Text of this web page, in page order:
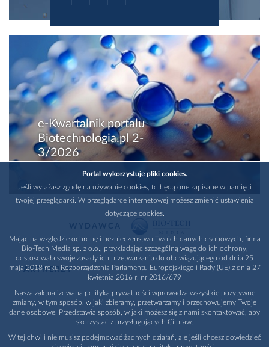
e-Kwartalnik portalu
Biotechnologia.pl 2-
3/2026
PARTNERZY
Portal wykorzystuje pliki cookies.
Jeśli wyrażasz zgodę na używanie cookies, to będą one zapisane w pamięci
twojej przeglądarki. W przeglądarce internetowej możesz zmienić ustawienia
dotyczące cookies.
Mając na względzie ochronę i bezpieczeństwo Twoich danych osobowych, firma
Bio-Tech Media sp. z o.o., przykładając szczególną wagę do ich ochrony,
dostosowała swoje zasady ich przetwarzania do obowiązującego od dnia 25
maja 2018 roku Rozporządzenia Parlamentu Europejskiego i Rady (UE) z dnia 27
kwietnia 2016 r. nr 2016/679
Nasza zaktualizowana polityka prywatności wprowadza wszystkie pozytywne
zmiany, w tym sposób, w jaki zbieramy, przetwarzamy i przechowujemy Twoje
dane osobowe. Przedstawia sposób, w jaki możesz się z nami skontaktować, aby
skorzystać z przysługujących Ci praw.
W tej chwili nie musisz podejmować żadnych działań, ale jeśli chcesz dowiedzieć